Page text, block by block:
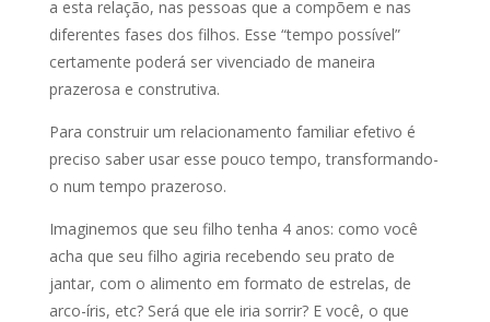
a esta relação, nas pessoas que a compõem e nas
diferentes fases dos filhos. Esse “tempo possível”
certamente poderá ser vivenciado de maneira
prazerosa e construtiva.
Para construir um relacionamento familiar efetivo é
preciso saber usar esse pouco tempo, transformando-
o num tempo prazeroso.
Imaginemos que seu filho tenha 4 anos: como você
acha que seu filho agiria recebendo seu prato de
jantar, com o alimento em formato de estrelas, de
arco-íris, etc? Será que ele iria sorrir? E você, o que